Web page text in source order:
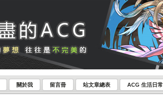
關於我 留言冊 站文章總表 ACG 生活日常